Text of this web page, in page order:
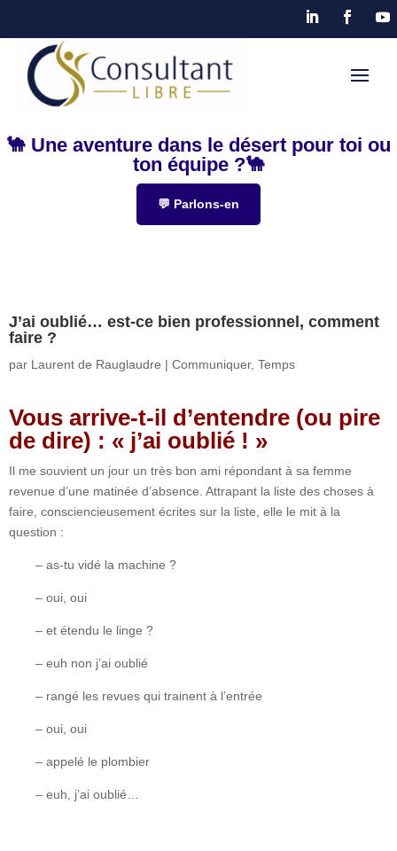
🐪 Une aventure dans le désert pour toi ou
ton équipe ?🐪
💬 Parlons-en
J’ai oublié… est-ce bien professionnel, comment
faire ?
par Laurent de Rauglaudre | Communiquer, Temps
Vous arrive-t-il d’entendre (ou pire
de dire) : « j’ai oublié ! »
Il me souvient un jour un très bon ami répondant à sa femme
revenue d’une matinée d’absence. Attrapant la liste des choses à
faire, consciencieusement écrites sur la liste, elle le mit à la
question :
– as-tu vidé la machine ?
– oui, oui
– et étendu le linge ?
– euh non j’ai oublié
– rangé les revues qui trainent à l’entrée
– oui, oui
– appelé le plombier
– euh, j’ai oublié…